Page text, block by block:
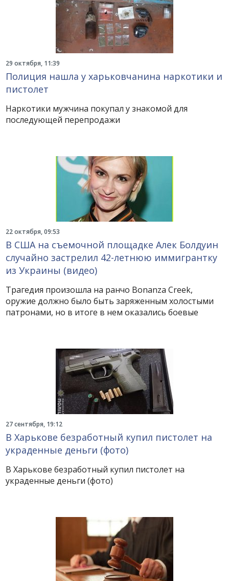
29 октября, 11:39
Полиция нашла у харьковчанина наркотики и
пистолет
Наркотики мужчина покупал у знакомой для
последующей перепродажи
22 октября, 09:53
В США на съемочной площадке Алек Болдуин
случайно застрелил 42-летнюю иммигрантку
из Украины (видео)
Трагедия произошла на ранчо Bonanza Creek,
оружие должно было быть заряженным холостыми
патронами, но в итоге в нем оказались боевые
27 сентября, 19:12
В Харькове безработный купил пистолет на
украденные деньги (фото)
В Харькове безработный купил пистолет на
украденные деньги (фото)